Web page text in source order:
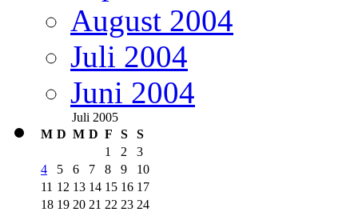
August 2004
Juli 2004
Juni 2004
Juli 2005
M D M D F S S
1 2
3
4
5 6 7 8 9
10
11 12 13 14 15 16 17
18 19 20 21 22 23 24